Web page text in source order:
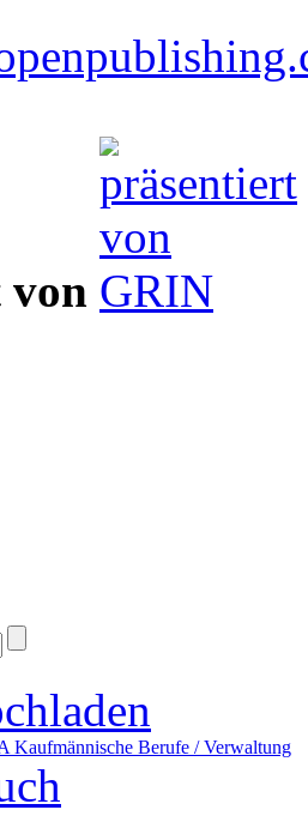
von
Kaufmännische Berufe / Verwaltung